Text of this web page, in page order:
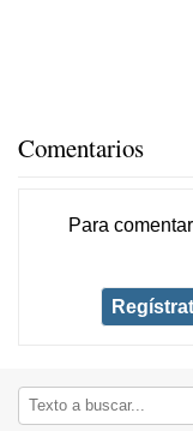
Comentarios
Para